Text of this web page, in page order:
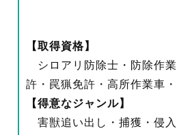
【取得資格】
シロアリ防除士・防除作
許・罠猟免許・高所作業車
【得意なジャンル】
害獣追い出し・捕獲・侵